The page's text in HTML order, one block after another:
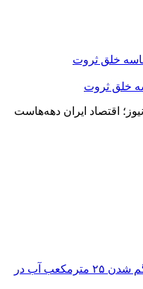
خلق ثروت
اقتصاد ایران دهه‌هاست